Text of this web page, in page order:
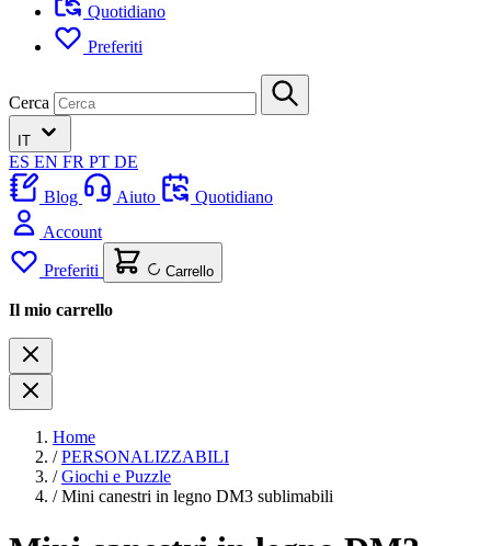
Quotidiano
Preferiti
Cerca
IT
ES EN FR PT DE
Blog
Aiuto
Quotidiano
Account
Preferiti Carrello
Il mio carrello
Home
/ PERSONALIZZABILI
/ Giochi e Puzzle
/ Mini canestri in legno DM3 sublimabili